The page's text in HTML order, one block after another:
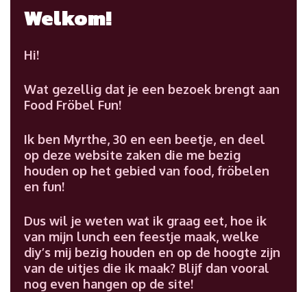
Welkom!
Hi!
Wat gezellig dat je een bezoek brengt aan
Food Fröbel Fun!
Ik ben Myrthe, 30 en een beetje, en deel
op deze website zaken die me bezig
houden op het gebied van food, fröbelen
en fun!
Dus wil je weten wat ik graag eet, hoe ik
van mijn lunch een feestje maak, welke
diy’s mij bezig houden en op de hoogte zijn
van de uitjes die ik maak? Blijf dan vooral
nog even hangen op de site!